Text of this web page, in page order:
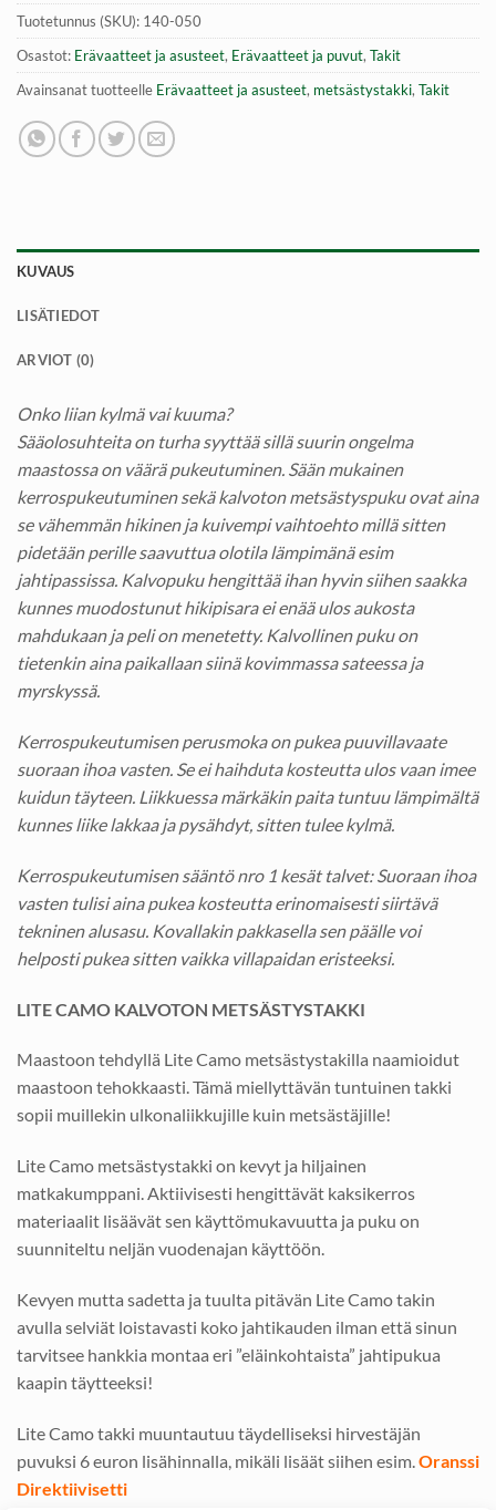
Tuotetunnus (SKU): 140-050
Osastot: Erävaatteet ja asusteet, Erävaatteet ja puvut, Takit
Avainsanat tuotteelle Erävaatteet ja asusteet, metsästystakki, Takit
KUVAUS
LISÄTIEDOT
ARVIOT (0)
Onko liian kylmä vai kuuma?
Sääolosuhteita on turha syyttää sillä suurin ongelma
maastossa on väärä pukeutuminen. Sään mukainen
kerrospukeutuminen sekä kalvoton metsästyspuku ovat aina
se vähemmän hikinen ja kuivempi vaihtoehto millä sitten
pidetään perille saavuttua olotila lämpimänä esim
jahtipassissa. Kalvopuku hengittää ihan hyvin siihen saakka
kunnes muodostunut hikipisara ei enää ulos aukosta
mahdukaan ja peli on menetetty. Kalvollinen puku on
tietenkin aina paikallaan siinä kovimmassa sateessa ja
myrskyssä.
Kerrospukeutumisen perusmoka on pukea puuvillavaate
suoraan ihoa vasten. Se ei haihduta kosteutta ulos vaan imee
kuidun täyteen. Liikkuessa märkäkin paita tuntuu lämpimältä
kunnes liike lakkaa ja pysähdyt, sitten tulee kylmä.
Kerrospukeutumisen sääntö nro 1 kesät talvet: Suoraan ihoa
vasten tulisi aina pukea kosteutta erinomaisesti siirtävä
tekninen alusasu. Kovallakin pakkasella sen päälle voi
helposti pukea sitten vaikka villapaidan eristeeksi.
LITE CAMO KALVOTON METSÄSTYSTAKKI
Maastoon tehdyllä Lite Camo metsästystakilla naamioidut
maastoon tehokkaasti. Tämä miellyttävän tuntuinen takki
sopii muillekin ulkonaliikkujille kuin metsästäjille!
Lite Camo metsästystakki on kevyt ja hiljainen
matkakumppani. Aktiivisesti hengittävät kaksikerros
materiaalit lisäävät sen käyttömukavuutta ja puku on
suunniteltu neljän vuodenajan käyttöön.
Kevyen mutta sadetta ja tuulta pitävän Lite Camo takin
avulla selviät loistavasti koko jahtikauden ilman että sinun
tarvitsee hankkia montaa eri ”eläinkohtaista” jahtipukua
kaapin täytteeksi!
Lite Camo takki muuntautuu täydelliseksi hirvestäjän
puvuksi 6 euron lisähinnalla, mikäli lisäät siihen esim. Oranssi
Direktiivisetti